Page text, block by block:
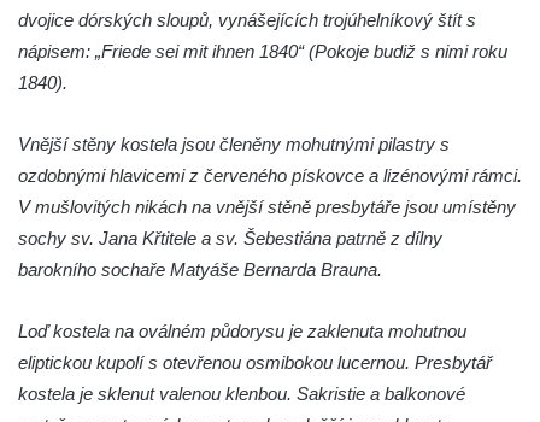
Kaple svatého Rocha na zvířecím hřbitově v
Jimlíně
Márnice na hřbitově v Opočně u Loun
Kostel Nanebevzetí Panny Marie v Opočně
Kostel svaté Barbory v Otvicích
Kostel svatého archanděla Michaela ve
Kostel svatého Václava ve Strupčicích
Kaple v Michalovicích
dvojice dórských sloupů, vynášejících trojúhelníkový štít s
nápisem: „Friede sei mit ihnen 1840“ (Pokoje budiž s nimi roku
1840).
Vnější stěny kostela jsou členěny mohutnými pilastry s
ozdobnými hlavicemi z červeného pískovce a lizénovými rámci.
V mušlovitých nikách na vnější stěně presbytáře jsou umístěny
sochy sv. Jana Křtitele a sv. Šebestiána patrně z dílny
barokního sochaře Matyáše Bernarda Brauna.
Loď kostela na oválném půdorysu je zaklenuta mohutnou
eliptickou kupolí s otevřenou osmibokou lucernou. Presbytář
kostela je sklenut valenou klenbou. Sakristie a balkonové